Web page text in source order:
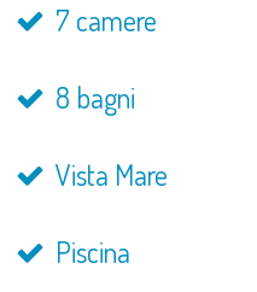
7 camere
8 bagni
Vista Mare
Piscina